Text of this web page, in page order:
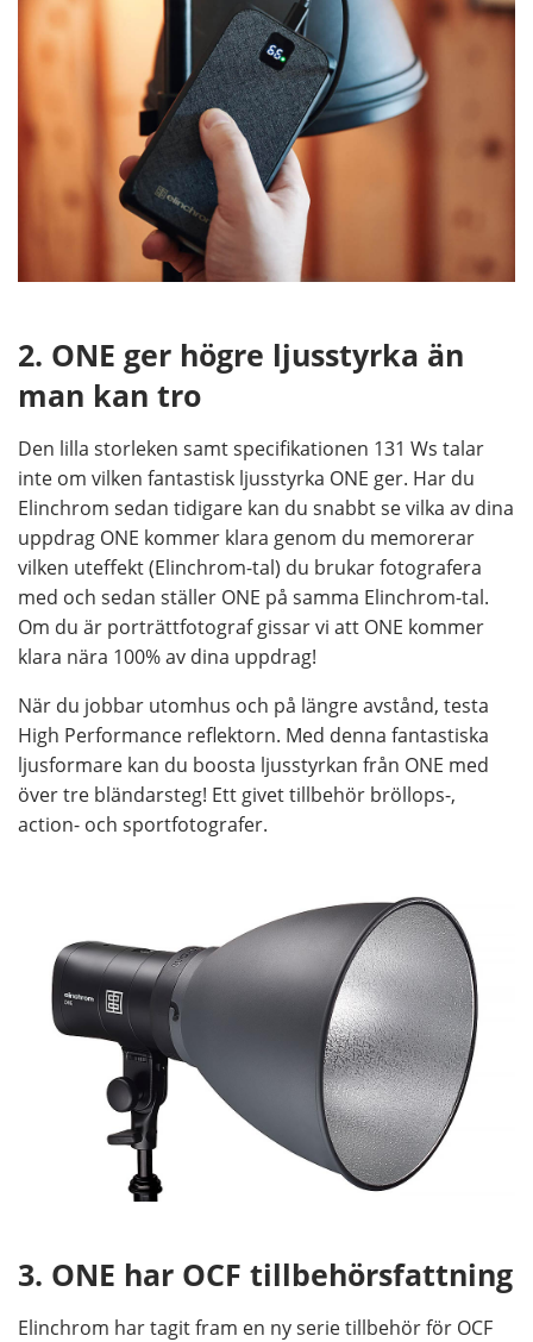
2. ONE ger högre ljusstyrka än
man kan tro
Den lilla storleken samt specifikationen 131 Ws talar
inte om vilken fantastisk ljusstyrka ONE ger. Har du
Elinchrom sedan tidigare kan du snabbt se vilka av dina
uppdrag ONE kommer klara genom du memorerar
vilken uteffekt (Elinchrom-tal) du brukar fotografera
med och sedan ställer ONE på samma Elinchrom-tal.
Om du är porträttfotograf gissar vi att ONE kommer
klara nära 100% av dina uppdrag!
När du jobbar utomhus och på längre avstånd, testa
High Performance reflektorn. Med denna fantastiska
ljusformare kan du boosta ljusstyrkan från ONE med
över tre bländarsteg! Ett givet tillbehör bröllops-,
action- och sportfotografer.
3. ONE har OCF tillbehörsfattning
Elinchrom har tagit fram en ny serie tillbehör för OCF